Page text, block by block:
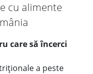
cu alimente
care să încerci
a peste